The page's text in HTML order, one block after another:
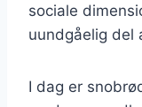
sociale
uundgåelig del
I dag er